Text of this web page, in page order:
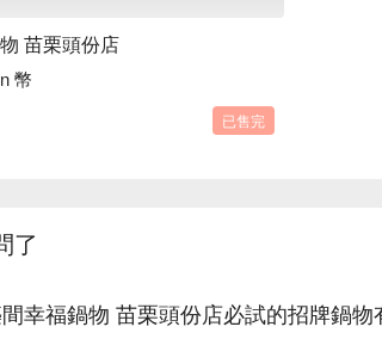
苗栗頭份店
幣
已售完
了
幸福鍋物 苗栗頭份店必試的招牌鍋物